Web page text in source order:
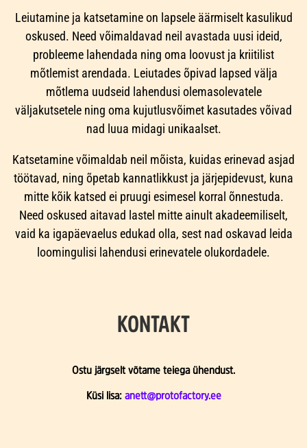
Leiutamine ja katsetamine on lapsele äärmiselt kasulikud
oskused. Need võimaldavad neil avastada uusi ideid,
probleeme lahendada ning oma loovust ja kriitilist
mõtlemist arendada. Leiutades õpivad lapsed välja
mõtlema uudseid lahendusi olemasolevatele
väljakutsetele ning oma kujutlusvõimet kasutades võivad
nad luua midagi unikaalset.
Katsetamine võimaldab neil mõista, kuidas erinevad asjad
töötavad, ning õpetab kannatlikkust ja järjepidevust, kuna
mitte kõik katsed ei pruugi esimesel korral õnnestuda.
Need oskused aitavad lastel mitte ainult akadeemiliselt,
vaid ka igapäevaelus edukad olla, sest nad oskavad leida
loomingulisi lahendusi erinevatele olukordadele.
KONTAKT
Ostu järgselt võtame teiega ühendust.
Küsi lisa: anett@protofactory.ee